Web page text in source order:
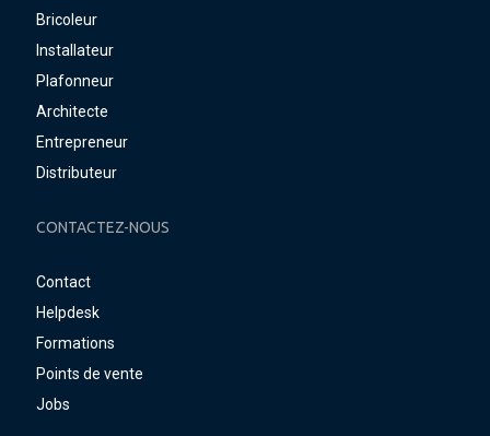
Bricoleur
Installateur
Plafonneur
Architecte
Entrepreneur
Distributeur
CONTACTEZ-NOUS
Contact
Helpdesk
Formations
Points de vente
Jobs